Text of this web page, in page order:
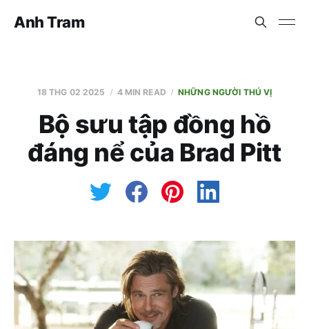
Anh Tram
18 THG 02 2025 4 MIN READ NHỮNG NGƯỜI THÚ VỊ
Bộ sưu tập đồng hồ
đáng nể của Brad Pitt